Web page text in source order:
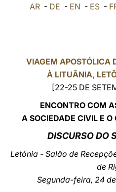
AR - DE - EN - ES -
VIAGEM APOSTÓLICA
À LITUÂNIA,
[22-25 DE
ENCONTRO COM
A SOCIEDADE CIVIL E
DISCURSO DO
Letónia - Salão de
de
Segunda-feira, 24